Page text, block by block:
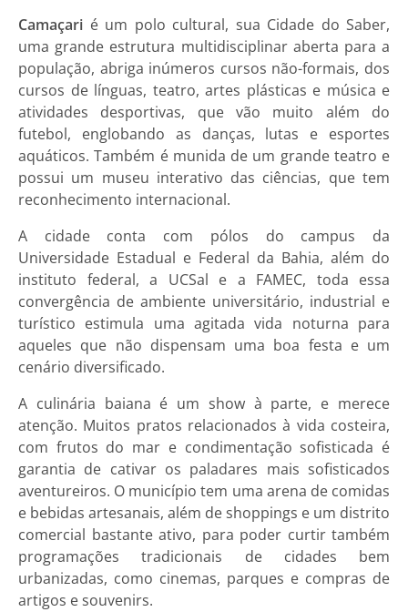
Camaçari é um polo cultural, sua Cidade do Saber,
uma grande estrutura multidisciplinar aberta para a
população, abriga inúmeros cursos não-formais, dos
cursos de línguas, teatro, artes plásticas e música e
atividades desportivas, que vão muito além do
futebol, englobando as danças, lutas e esportes
aquáticos. Também é munida de um grande teatro e
possui um museu interativo das ciências, que tem
reconhecimento internacional.
A cidade conta com pólos do campus da
Universidade Estadual e Federal da Bahia, além do
instituto federal, a UCSal e a FAMEC, toda essa
convergência de ambiente universitário, industrial e
turístico estimula uma agitada vida noturna para
aqueles que não dispensam uma boa festa e um
cenário diversificado.
A culinária baiana é um show à parte, e merece
atenção. Muitos pratos relacionados à vida costeira,
com frutos do mar e condimentação sofisticada é
garantia de cativar os paladares mais sofisticados
aventureiros. O município tem uma arena de comidas
e bebidas artesanais, além de shoppings e um distrito
comercial bastante ativo, para poder curtir também
programações tradicionais de cidades bem
urbanizadas, como cinemas, parques e compras de
artigos e souvenirs.